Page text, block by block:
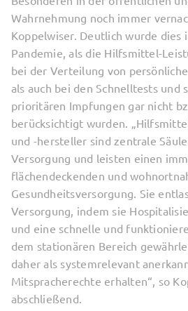
Wahrnehmung noch immer
Koppelwiser. Deutlich wurde dies
Pandemie, als die Hilfsmittel-
bei der Verteilung von
als auch bei den Schnelltests und
prioritären Impfungen gar nicht
berücksichtigt wurden.
und -hersteller sind zentrale
Versorgung und leisten einen
flächendeckenden und
Gesundheitsversorgung. Sie
Versorgung, indem sie
und eine schnelle und
dem stationären Bereich
daher als systemrelevant
Mitspracherechte erhalten“, so
abschließend.